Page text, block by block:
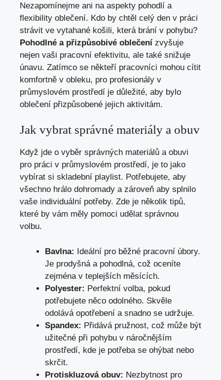
Nezapomínejme ani na aspekty pohodlí a
flexibility oblečení. Kdo by chtěl celý den v práci
strávit ve vytahané košili, která brání v pohybu?
Pohodlné a přizpůsobivé oblečení zvyšuje
nejen vaši pracovní efektivitu, ale také snižuje
únavu. Zatímco se někteří pracovníci mohou cítit
komfortně v obleku, pro profesionály v
průmyslovém prostředí je důležité, aby bylo
oblečení přizpůsobené jejich aktivitám.
Jak vybrat správné materiály a obuv
Když jde o vyběr správných materiálů a obuvi
pro práci v průmyslovém prostředí, je to jako
vybírat si skladební playlist. Potřebujete, aby
všechno hrálo dohromady a zároveň aby splnilo
vaše individuální potřeby. Zde je několik tipů,
které by vám měly pomoci udělat správnou
volbu.
Bavlna: Ideální pro běžné pracovní úbory.
Je prodyšná a pohodlná, což oceníte
zejména v teplejších měsících.
Polyester: Perfektní volba, pokud
potřebujete něco odolného. Skvěle
odolává opotřebení a snadno se udržuje.
Spandex: Přidává pružnost, což může být
užitečné při pohybu v náročnějším
prostředí, kde je potřeba se ohýbat nebo
skrčit.
Protiskluzová obuv: Nezbytnost pro